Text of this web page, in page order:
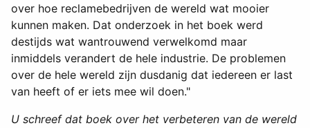
over hoe reclamebedrijven de wereld wat mooier
kunnen maken. Dat onderzoek in het boek werd
destijds wat wantrouwend verwelkomd maar
inmiddels verandert de hele industrie. De problemen
over de hele wereld zijn dusdanig dat iedereen er last
van heeft of er iets mee wil doen."
U schreef dat boek over het verbeteren van de wereld